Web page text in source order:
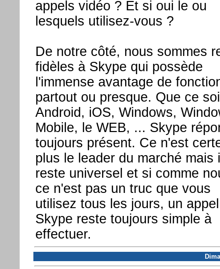
appels vidéo ? Et si oui le ou
lesquels utilisez-vous ?
De notre côté, nous sommes
fidèles à Skype qui possède
l'immense avantage de
partout ou presque. Que ce
Android, iOS, Windows,
Mobile, le WEB, ... Skype
toujours présent. Ce n'est
plus le leader du marché mais
reste universel et si comme
ce n'est pas un truc que vous
utilisez tous les jours, un appel
Skype reste toujours simple à
effectuer.